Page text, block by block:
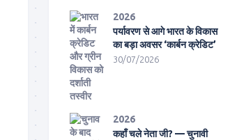
2026
पर्यावरण से आगे भारत के विकास
का बड़ा अवसर ‘कार्बन क्रेडिट’
30/07/2026
2026
कहाँ चले नेता जी? — चुनावी